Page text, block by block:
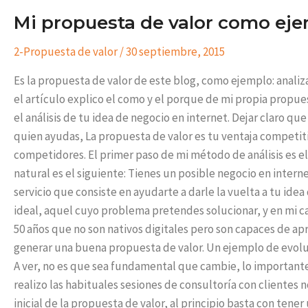
Mi propuesta de valor como
2-Propuesta de valor/30 septiembre, 2015
Es la propuesta de valor de este blog, como ejemplo:
el artículo explico el como y el porque de mi propia
el análisis de tu idea de negocio en internet. Dejar claro
quien ayudas, La propuesta de valor es tu ventaja
competidores. El primer paso de mi método de análisis es
natural es el siguiente: Tienes un posible negocio en
servicio que consiste en ayudarte a darle la vuelta a tu
ideal, aquel cuyo problema pretendes solucionar, y en mi
50 años que no son nativos digitales pero son capaces de
generar una buena propuesta de valor. Un ejemplo de
A ver, no es que sea fundamental que cambie, lo
realizo las habituales sesiones de consultoría con clientes
inicial de la propuesta de valor, al principio basta con